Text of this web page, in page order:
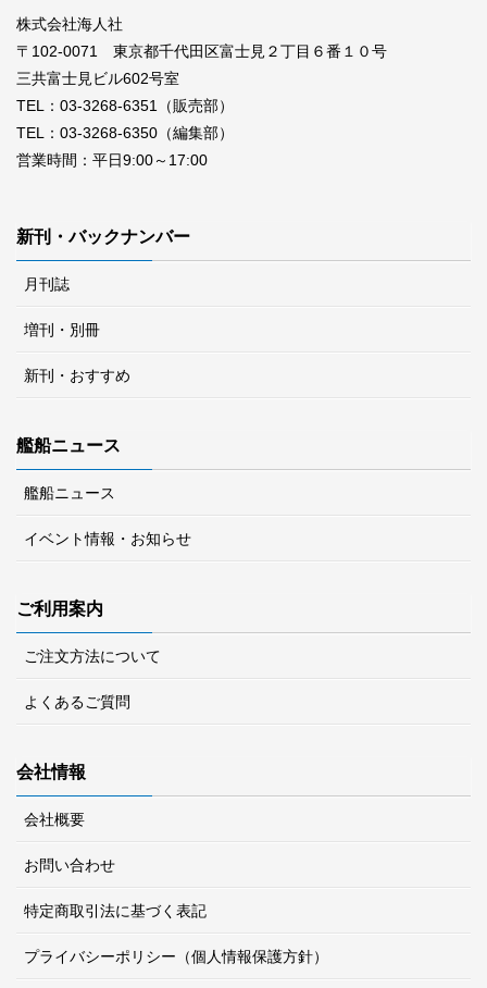
株式会社海人社
〒102-0071 東京都千代田区富士見２丁目６番１０号
三共富士見ビル602号室
TEL：03-3268-6351（販売部）
TEL：03-3268-6350（編集部）
営業時間：平日9:00～17:00
新刊・バックナンバー
月刊誌
増刊・別冊
新刊・おすすめ
艦船ニュース
艦船ニュース
イベント情報・お知らせ
ご利用案内
ご注文方法について
よくあるご質問
会社情報
会社概要
お問い合わせ
特定商取引法に基づく表記
プライバシーポリシー（個人情報保護方針）